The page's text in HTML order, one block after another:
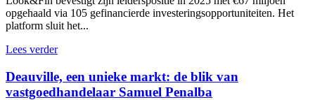
opgehaald via 105 gefinancierde investeringsopportuniteiten. Het
platform sluit het...
Lees verder
Deauville, een unieke markt: de blik van
vastgoedhandelaar Samuel Penalba